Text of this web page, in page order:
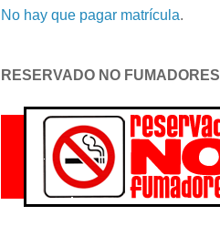
No hay que pagar matrícula.
RESERVADO NO FUMADORES